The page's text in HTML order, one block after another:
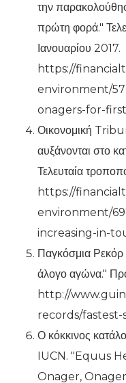
την
πρώτη φορά."
Ιανουαρίου 2017.
https://
environment/
onagers-for-
Οικονομική
αυξάνονται στο
Τελευταία
https://
environment/
increasing-in-
Παγκόσμια Ρεκόρ
άλογο αγώνα."
http://
records/fastest-
Ο κόκκινος
IUCN. "Equus
Onager, Onager,